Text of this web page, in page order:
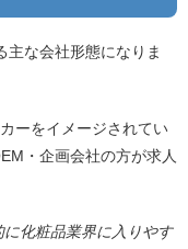
主な会社形態になりま
ーをイメージされてい
・企画会社の方が求人
化粧品業界に入りやす